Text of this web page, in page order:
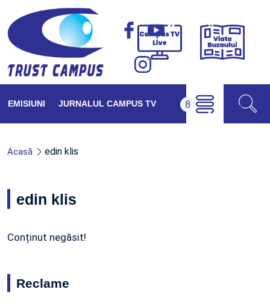
Campus
Viața
EMISIUNI JURNALUL CAMPUS TV
Acasă edin klis
edin klis
Conținut negăsit!
Reclame